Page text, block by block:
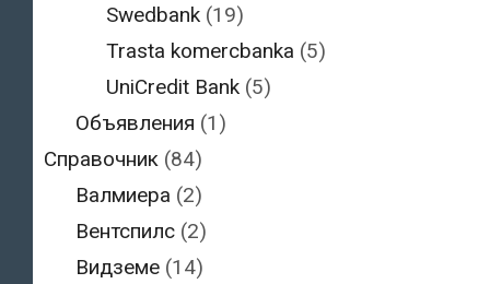
Swedbank (19)
Trasta komercbanka (5)
UniCredit Bank (5)
Объявления (1)
Справочник (84)
Валмиера (2)
Вентспилс(2)
Видземе(14)